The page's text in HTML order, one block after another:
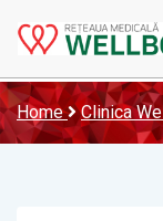
Home Clinica